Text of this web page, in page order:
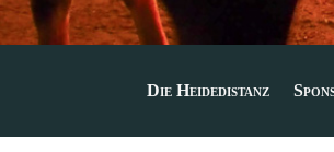
Die Heidedistanz